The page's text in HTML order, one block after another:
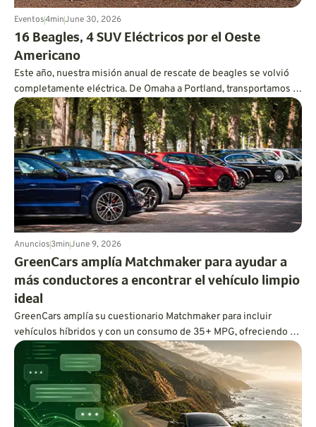
Eventos4minJune 30, 2026
16 Beagles, 4 SUV Eléctricos por el Oeste
Americano
Este año, nuestra misión anual de rescate de beagles se volvió
completamente eléctrica. De Omaha a Portland, transportamos a
16 perros 1.700 millas hasta sus hogares definitivos sin usar una
gota de gasolina.
Anuncios3minJune 9, 2026
GreenCars amplía Matchmaker para ayudar a
más conductores a encontrar el vehículo limpio
ideal
GreenCars amplía su cuestionario Matchmaker para incluir
vehículos híbridos y con un consumo de 35+ MPG, ofreciendo a
cada conductor ecoconsciente un camino personalizado hacia
una conducción más limpia.